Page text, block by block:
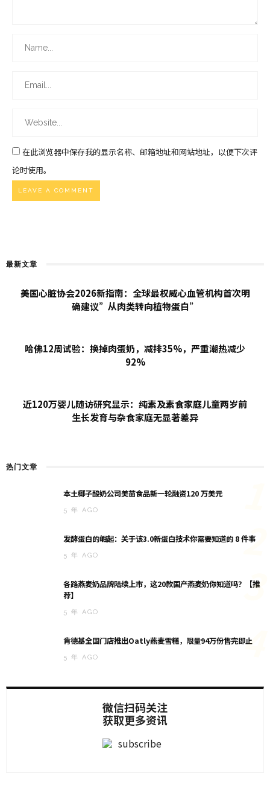
在此浏览器中保存我的显示名称、邮箱地址和网站地址，以便下次评
论时使用。
最新文章
美国心脏协会2026新指南：全球最权威心血管机构首次明
确建议”从肉类转向植物蛋白”
哈佛12周试验：换掉肉蛋奶，减排35%，严重潮热减少
92%
近120万婴儿随访研究显示：纯素及素食家庭儿童两岁前
生长发育与杂食家庭无显著差异
热门文章
本土椰子酸奶公司美苗食品新一轮融资120 万美元
5 年 AGO
发酵蛋白的崛起：关于该3.0新蛋白技术你需要知道的 8 件事
5 年 AGO 2
各路燕麦奶品牌陆续上市，这20款国产燕麦奶你知道吗？【推
荐】
5 年 AGO
3
肯德基全国门店推出Oatly燕麦雪糕，限量94万份售完即止
5 年 AGO 4
微信扫码关注
获取更多资讯